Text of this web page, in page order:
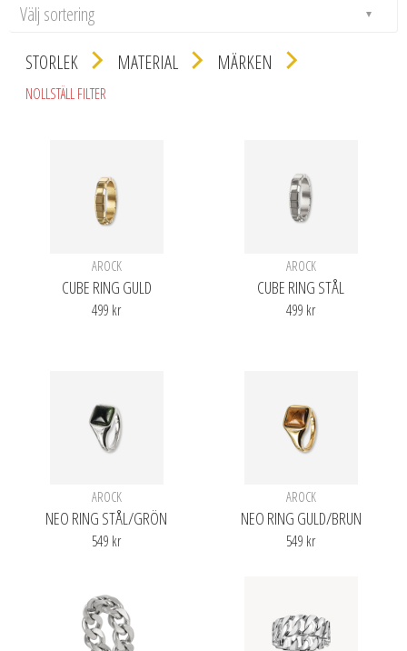
Välj sortering
STORLEK
MATERIAL MÄRKEN
NOLLSTÄLL FILTER
AROCK
CUBE RING GULD
499 kr
AROCK
CUBE RING STÅL
499 kr
AROCK
NEO RING STÅL/GRÖN
549 kr
AROCK
NEO RING GULD/BRUN
549 kr